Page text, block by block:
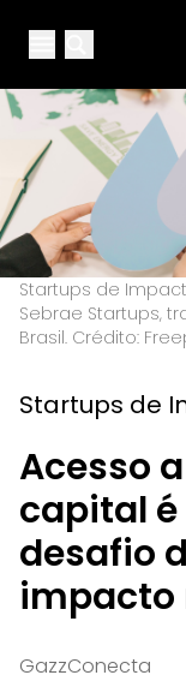
Open
Startups de
Sebrae Startups,
Brasil. Crédito:
Startups de
Acesso
capital
desafio
impacto
GazzConecta